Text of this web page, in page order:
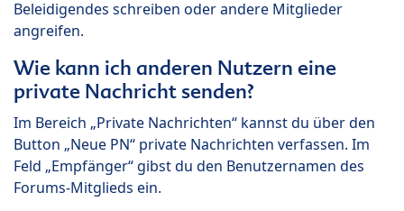
Beleidigendes schreiben oder andere Mitglieder
angreifen.
Wie kann ich anderen Nutzern eine
private Nachricht senden?
Im Bereich „Private Nachrichten“ kannst du über den
Button „Neue PN“ private Nachrichten verfassen. Im
Feld „Empfänger“ gibst du den Benutzernamen des
Forums-Mitglieds ein.